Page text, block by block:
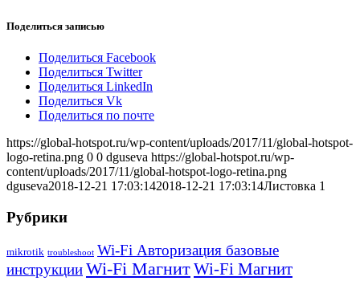
Поделиться записью
Поделиться Facebook
Поделиться Twitter
Поделиться LinkedIn
Поделиться Vk
Поделиться по почте
https://global-hotspot.ru/wp-content/uploads/2017/11/global-hotspot-
logo-retina.png 0 0 dguseva https://global-hotspot.ru/wp-
content/uploads/2017/11/global-hotspot-logo-retina.png
dguseva2018-12-21 17:03:142018-12-21 17:03:14Листовка 1
Рубрики
mikrotik troubleshoot Wi-Fi Авторизация базовые
инструкцииWi-Fi МагнитWi-Fi Магнит